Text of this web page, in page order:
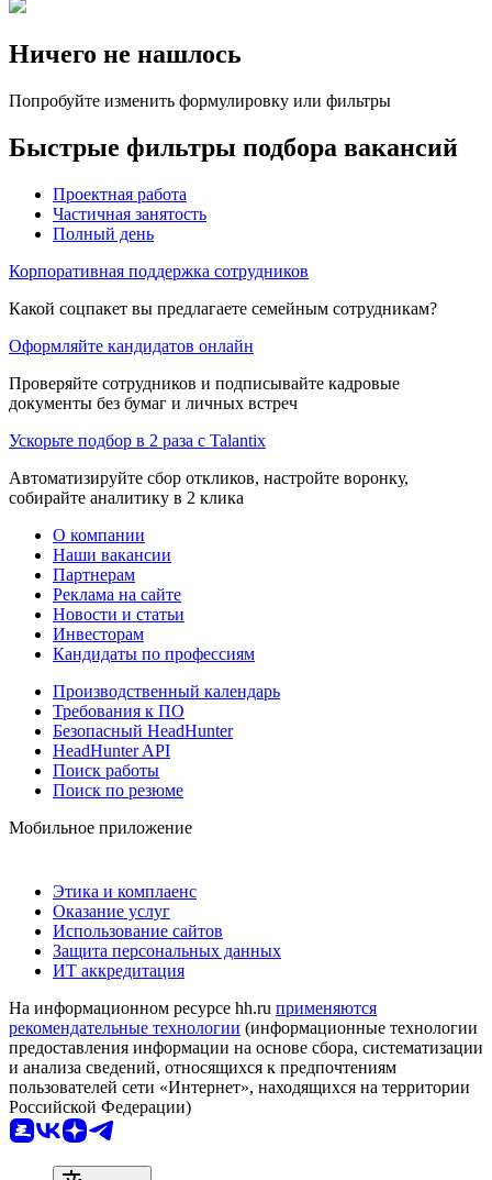
Ничего не нашлось
Попробуйте изменить формулировку или фильтры
Быстрые фильтры подбора вакансий
Проектная работа
Частичная занятость
Полный день
Корпоративная поддержка сотрудников
Какой соцпакет вы предлагаете семейным сотрудникам?
Оформляйте кандидатов онлайн
Проверяйте сотрудников и подписывайте кадровые
документы без бумаг и личных встреч
Ускорьте подбор в 2 раза с Talantix
Автоматизируйте сбор откликов, настройте воронку,
собирайте аналитику в 2 клика
О компании
Наши вакансии
Партнерам
Реклама на сайте
Новости и статьи
Инвесторам
Кандидаты по профессиям
Производственный календарь
Требования к ПО
Безопасный HeadHunter
HeadHunter API
Поиск работы
Поиск по резюме
Мобильное приложение
Этика и комплаенс
Оказание услуг
Использование сайтов
Защита персональных данных
ИТ аккредитация
На информационном ресурсе hh.ru применяются
рекомендательные технологии (информационные технологии
предоставления информации на основе сбора, систематизации
и анализа сведений, относящихся к предпочтениям
пользователей сети «Интернет», находящихся на территории
Российской Федерации)